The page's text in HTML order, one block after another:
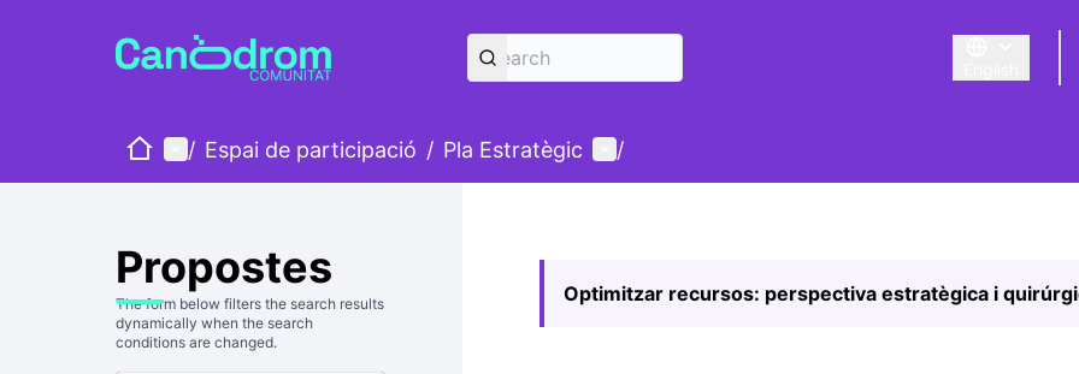
Triar la llengua
HomeMain menu
/ Espai de participació / Pla Estratègic User menu
/
Propostes
The form below filters the search results
dynamically when the search
conditions are changed.
Optimitzar recursos: perspectiva estratègica i